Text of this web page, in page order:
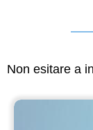
Non esitare a